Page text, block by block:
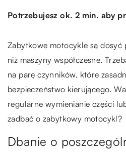
Potrzebujesz ok. 2 min. aby
Zabytkowe motocykle są dosyć
niż maszyny współczesne.
na parę czynników, które
bezpieczeństwo kierującego.
regularne wymienianie części
zadbać o zabytkowy motocykl?
Dbanie o